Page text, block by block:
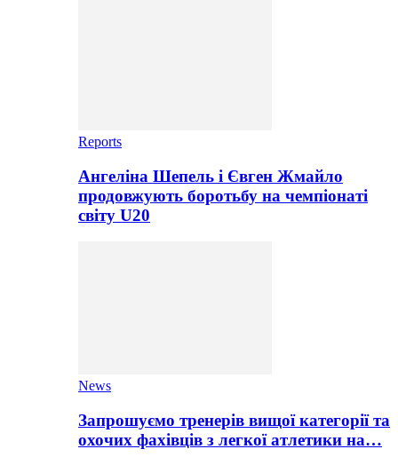
Reports
Ангеліна Шепель і Євген Жмайло
продовжують боротьбу на чемпіонаті
світу U20
News
Запрошуємо тренерів вищої категорії та
охочих фахівців з легкої атлетики на…